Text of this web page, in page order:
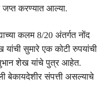
जप्त करण्यात आल्या.
कलम 8/20 अंतर्गत नोंद
सुमारे एक कोटी रुपयांची
सुभान शेख यांचे पुत्र आहेत.
बेकायदेशीर संपत्ती असल्याचे